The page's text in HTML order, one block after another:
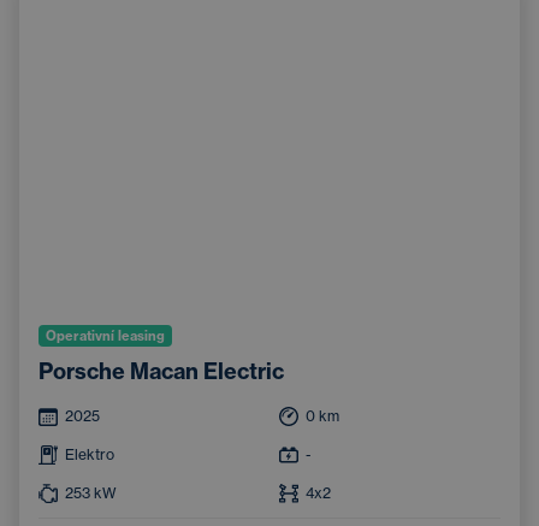
Operativní leasing
Porsche Macan Electric
2025 0 km
Elektro -
253 kW 4x2